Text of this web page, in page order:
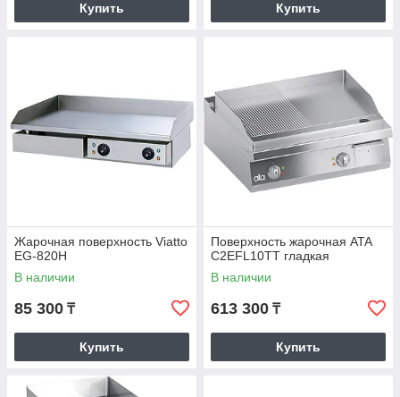
Купить Купить
Жарочная поверхность Viatto
EG-820H
В наличии
85 300 ₸
Купить
Поверхность жарочная ATA
C2EFL10TT гладкая
В наличии
613 300 ₸
Купить